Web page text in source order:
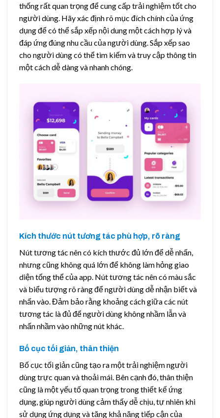
thống rất quan trọng để cung cấp trải nghiệm tốt cho
người dùng. Hãy xác định rõ mục đích chính của ứng
dụng để có thể sắp xếp nội dung một cách hợp lý và
đáp ứng đúng nhu cầu của người dùng. Sắp xếp sao
cho người dùng có thể tìm kiếm và truy cập thông tin
một cách dễ dàng và nhanh chóng.
Kích thước nút tương tác phù hợp, rõ ràng
Nút tương tác nên có kích thước đủ lớn để dễ nhấn,
nhưng cũng không quá lớn để không làm hỏng giao
diện tổng thể của app. Nút tương tác nên có màu sắc
và biểu tượng rõ ràng để người dùng dễ nhận biết và
nhấn vào. Đảm bảo rằng khoảng cách giữa các nút
tương tác là đủ để người dùng không nhầm lẫn và
nhấn nhầm vào những nút khác.
Bố cục tối giản, thân thiện
Bố cục tối giản cũng tạo ra một trải nghiệm người
dùng trực quan và thoải mái. Bên cạnh đó, thân thiện
cũng là một yếu tố quan trọng trong thiết kế ứng
dụng, giúp người dùng cảm thấy dễ chịu, tự nhiên khi
sử dụng ứng dụng và tăng khả năng tiếp cận của